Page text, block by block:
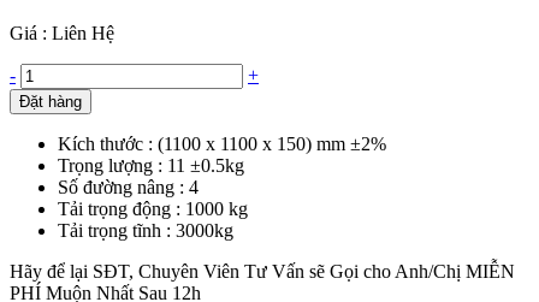
Giá : Liên Hệ
- +
Đặt hàng
Kích thước : (1100 x 1100 x 150) mm ±2%
Trọng lượng : 11 ±0.5kg
Số đường nâng : 4
Tải trọng động : 1000 kg
Tải trọng tĩnh : 3000kg
Hãy để lại SĐT, Chuyên Viên Tư Vấn sẽ Gọi cho Anh/Chị MIỄN
PHÍ Muộn Nhất Sau 12h